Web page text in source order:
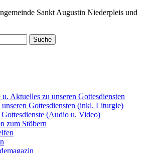
Sankt Augustin Niederpleis und
Suche
u. Aktuelles zu unseren Gottesdiensten
Gottesdiensten (inkl. Liturgie)
(Audio u. Video)
zum Stöbern